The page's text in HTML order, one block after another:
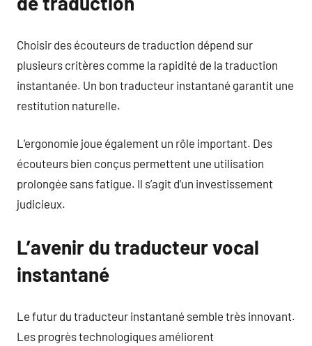
Choisir des écouteurs de traduction dépend sur
plusieurs critères comme la rapidité de la traduction
instantanée. Un bon traducteur instantané garantit une
restitution naturelle.
L’ergonomie joue également un rôle important. Des
écouteurs bien conçus permettent une utilisation
prolongée sans fatigue. Il s’agit d’un investissement
judicieux.
L’avenir du traducteur vocal
instantané
Le futur du traducteur instantané semble très innovant.
Les progrès technologiques améliorent